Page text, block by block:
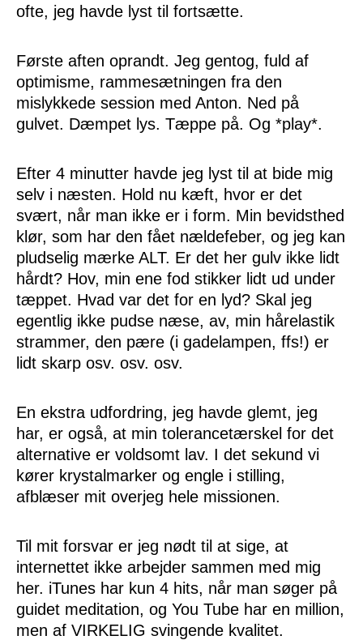
ofte, jeg havde lyst til fortsætte.
Første aften oprandt. Jeg gentog, fuld af
optimisme, rammesætningen fra den
mislykkede session med Anton. Ned på
gulvet. Dæmpet lys. Tæppe på. Og *play*.
Efter 4 minutter havde jeg lyst til at bide mig
selv i næsten. Hold nu kæft, hvor er det
svært, når man ikke er i form. Min bevidsthed
klør, som har den fået nældefeber, og jeg kan
pludselig mærke ALT. Er det her gulv ikke lidt
hårdt? Hov, min ene fod stikker lidt ud under
tæppet. Hvad var det for en lyd? Skal jeg
egentlig ikke pudse næse, av, min hårelastik
strammer, den pære (i gadelampen, ffs!) er
lidt skarp osv. osv. osv.
En ekstra udfordring, jeg havde glemt, jeg
har, er også, at min tolerancetærskel for det
alternative er voldsomt lav. I det sekund vi
kører krystalmarker og engle i stilling,
afblæser mit overjeg hele missionen.
Til mit forsvar er jeg nødt til at sige, at
internettet ikke arbejder sammen med mig
her. iTunes har kun 4 hits, når man søger på
guidet meditation, og You Tube har en million,
men af VIRKELIG svingende kvalitet.